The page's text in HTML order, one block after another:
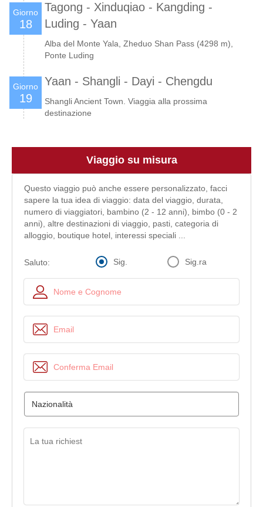
Giorno
18
Tagong - Xinduqiao - Kangding -
Luding - Yaan
Alba del Monte Yala, Zheduo Shan Pass (4298 m),
Ponte Luding
Giorno
19
Yaan - Shangli - Dayi - Chengdu
Shangli Ancient Town. Viaggia alla prossima
destinazione
Viaggio su misura
Questo viaggio può anche essere personalizzato, facci
sapere la tua idea di viaggio: data del viaggio, durata,
numero di viaggiatori, bambino (2 - 12 anni), bimbo (0 - 2
anni), altre destinazioni di viaggio, pasti, categoria di
alloggio, boutique hotel, interessi speciali ...
Saluto: Sig. Sig.ra